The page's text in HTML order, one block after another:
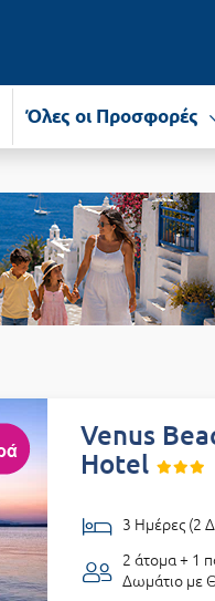
Όλες οι Προσφορές
Venus
Hotel
3 Ημέρες (2
2 άτομα + 1
Δωμάτιο με